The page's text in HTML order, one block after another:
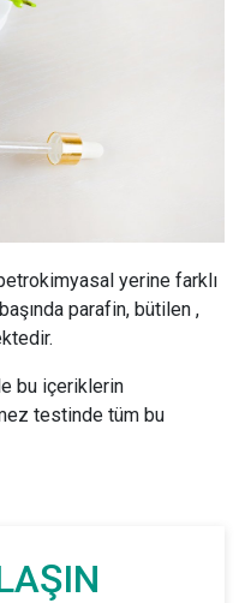
yerine farklı
parafin, bütilen ,
bu içeriklerin
testinde tüm bu